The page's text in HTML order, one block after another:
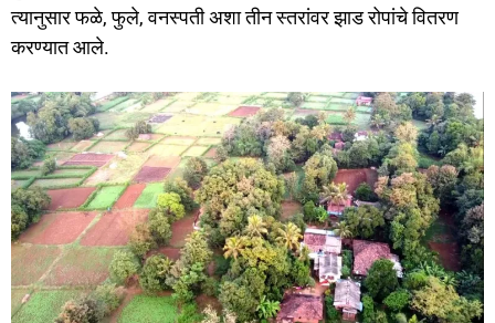
त्यानुसार फळे, फुले, वनस्पती अशा तीन स्तरांवर झाड रोपांचे वितरण
करण्यात आले.